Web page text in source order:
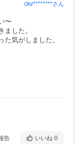
ckv********さん
〜
した。
気がしました。
告 いいね 0